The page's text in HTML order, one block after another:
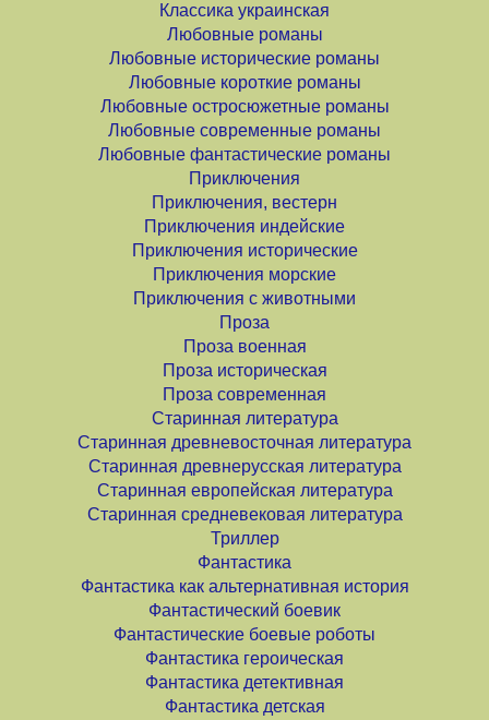
Классика украинская
Любовные романы
Любовные исторические романы
Любовные короткие романы
Любовные остросюжетные романы
Любовные современные романы
Любовные фантастические романы
Приключения
Приключения, вестерн
Приключения индейские
Приключения исторические
Приключения морские
Приключения с животными
Проза
Проза военная
Проза историческая
Проза современная
Старинная литература
Старинная древневосточная литература
Старинная древнерусская литература
Старинная европейская литература
Старинная средневековая литература
Триллер
Фантастика
Фантастика как альтернативная история
Фантастический боевик
Фантастические боевые роботы
Фантастика героическая
Фантастика детективная
Фантастика детская